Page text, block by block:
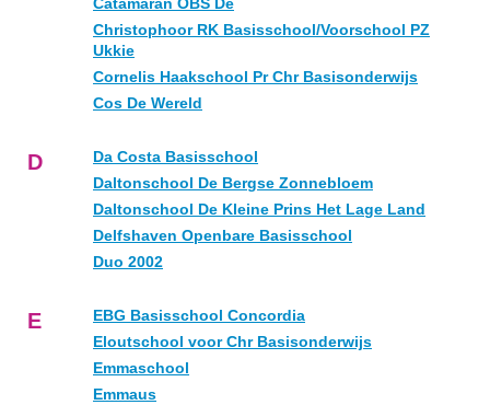
Catamaran OBS De
Christophoor RK Basisschool/Voorschool PZ
Ukkie
Cornelis Haakschool Pr Chr Basisonderwijs
Cos De Wereld
D
Da Costa Basisschool
Daltonschool De Bergse Zonnebloem
Daltonschool De Kleine Prins Het Lage Land
Delfshaven Openbare Basisschool
Duo 2002
E
EBG Basisschool Concordia
Eloutschool voor Chr Basisonderwijs
Emmaschool
Emmaus